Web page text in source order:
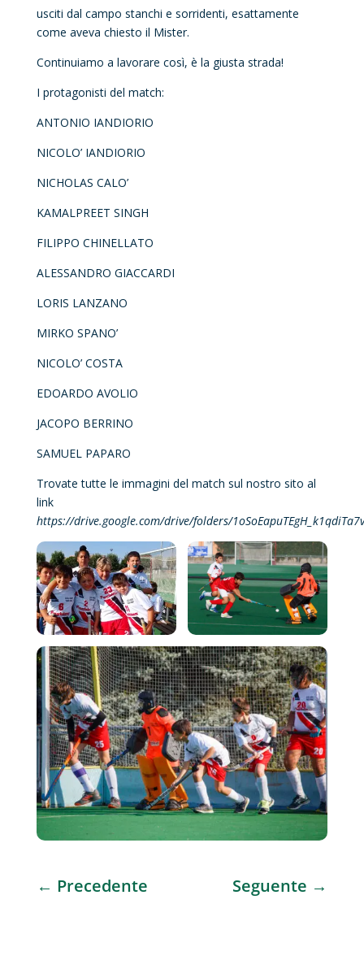
usciti dal campo stanchi e sorridenti, esattamente
come aveva chiesto il Mister.
Continuiamo a lavorare così, è la giusta strada!
I protagonisti del match:
ANTONIO IANDIORIO
NICOLO’ IANDIORIO
NICHOLAS CALO’
KAMALPREET SINGH
FILIPPO CHINELLATO
ALESSANDRO GIACCARDI
LORIS LANZANO
MIRKO SPANO’
NICOLO’ COSTA
EDOARDO AVOLIO
JACOPO BERRINO
SAMUEL PAPARO
Trovate tutte le immagini del match sul nostro sito al
link
https://drive.google.com/drive/folders/
← Precedente Seguente →